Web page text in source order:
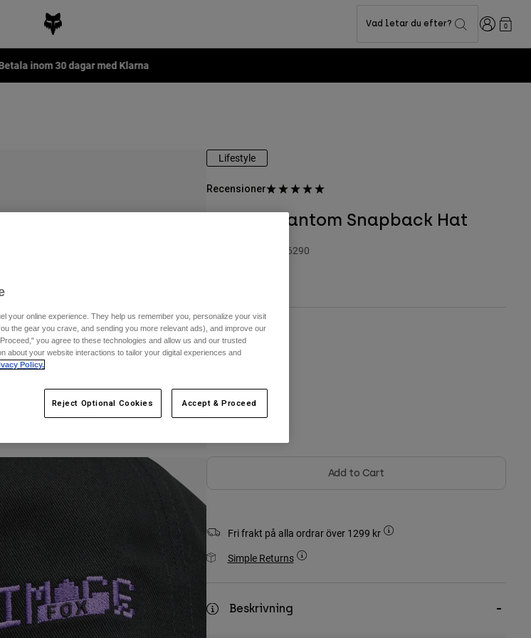
Vad letar du efter? Login0
inom 30 dagar med Klarna
Lifestyle
Recensioner
Image Phantom Snapback Hat
36290
Add to Cart
Fri frakt på alla ordrar över 1299 kr
Simple Returns
Beskrivning
your online experience. They help us remember you, personalize your visit
the gear you crave, and sending you more relevant ads), and improve our
you agree to these technologies and allow us and our trusted
about your website interactions to tailor your digital experiences and
Policy.
Reject Optional Cookies Accept & Proceed